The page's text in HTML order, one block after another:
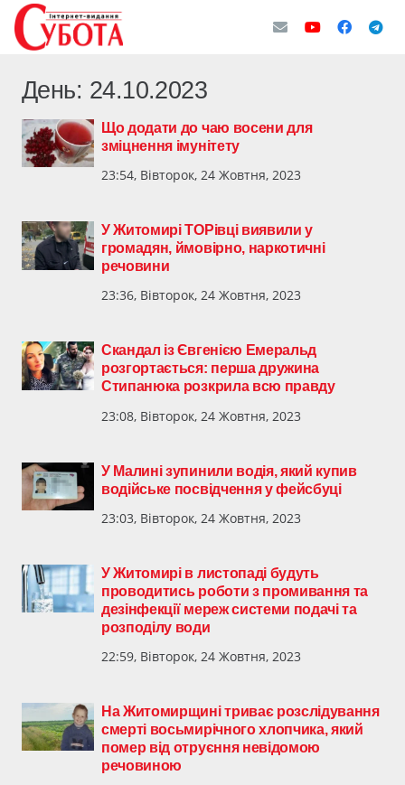
День: 24.10.2023
Що додати до чаю восени для
зміцнення імунітету
23:54, Вівторок, 24 Жовтня, 2023
У Житомирі ТОРівці виявили у
громадян, ймовірно, наркотичні
речовини
23:36, Вівторок, 24 Жовтня, 2023
Скандал із Євгенією Емеральд
розгортається: перша дружина
Стипанюка розкрила всю правду
23:08, Вівторок, 24 Жовтня, 2023
У Малині зупинили водія, який купив
водійське посвідчення у фейсбуці
23:03, Вівторок, 24 Жовтня, 2023
У Житомирі в листопаді будуть
проводитись роботи з промивання та
дезінфекції мереж системи подачі та
розподілу води
22:59, Вівторок, 24 Жовтня, 2023
На Житомирщині триває розслідування
смерті восьмирічного хлопчика, який
помер від отруєння невідомою
речовиною